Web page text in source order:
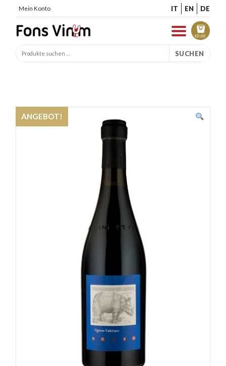
Mein Konto IT EN DE
€0.00
SUCHEN
ANGEBOT!